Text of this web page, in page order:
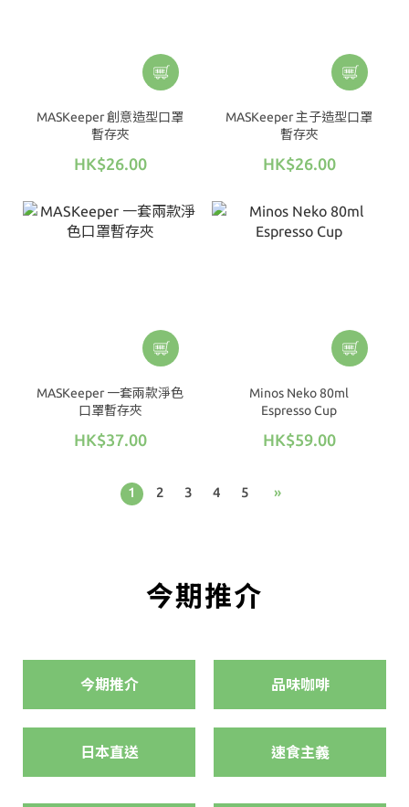
MASKeeper 創意造型口罩
暫存夾
HK$26.00
MASKeeper 主子造型口罩
暫存夾
HK$26.00
MASKeeper 一套兩款淨色
口罩暫存夾
HK$37.00
Minos Neko 80ml
Espresso Cup
HK$59.00
1 2 3 4 5 »
今期推介
今期推介 品味咖啡
日本直送 速食主義